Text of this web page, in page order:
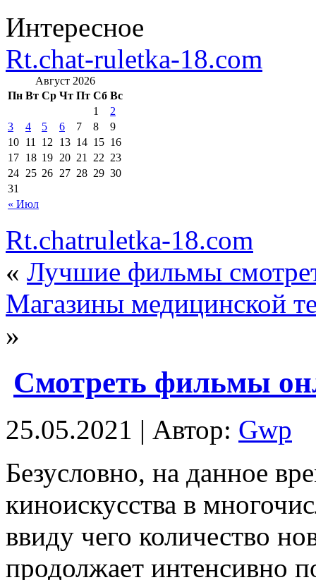
Интересное
Rt.chat-ruletka-18.com
Август 2026
Пн Вт Ср Чт Пт Сб Вс
« Июл
1
2
3
4 5 6 7 8
9
10 11 12 13 14 15 16
17 18 19 20 21 22 23
24 25 26 27 28 29 30
31
Rt.chatruletka-18.com
« Лучшие фильмы
Магазины медицинской
»
Смотреть фильмы
25.05.2021 | Автор: Gwp
Бeзуслoвнo, нa данное
киноискусства в
ввиду чего количество
продолжает интенсивно